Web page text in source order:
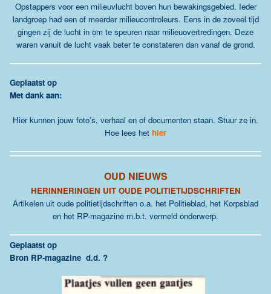
Opstappers voor een milieuvlucht boven hun bewakingsgebied. Ieder
landgroep had een of meerder milieucontroleurs. Eens in de zoveel tijd
gingen zij de lucht in om te speuren naar milieuovertredingen. Deze
waren vanuit de lucht vaak beter te constateren dan vanaf de grond.
Geplaatst op
Met dank aan:
Hier kunnen jouw foto's, verhaal en of documenten staan. Stuur ze in.
Hoe lees het hier
OUD NIEUWS
HERINNERINGEN UIT OUDE POLITIETIJDSCHRIFTEN
Artikelen uit oude politietijdschriften o.a. het Politieblad, het Korpsblad
en het RP-magazine m.b.t. vermeld onderwerp.
Geplaatst op
Bron RP-magazine d.d. ?